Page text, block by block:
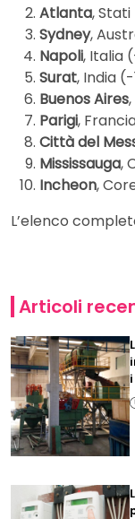
Atlanta, Stati
Sydney,
Napoli, Italia
Surat, India (-
Buenos Aires
Parigi,
Città del
Mississauga,
Incheon,
L’elenco
Articoli